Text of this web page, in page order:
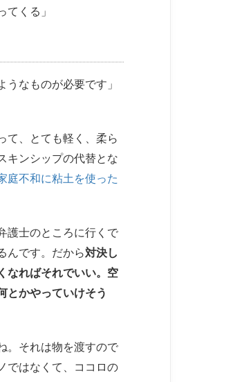
くる」
なものが必要です」
て、とても軽く、柔ら
キンシップの代替とな
庭不和に粘土を使った
護士のところに行くで
んです。だから対決し
なればそれでいい。空
とかやっていけそう
。それは物を渡すので
ではなくて、ココロの